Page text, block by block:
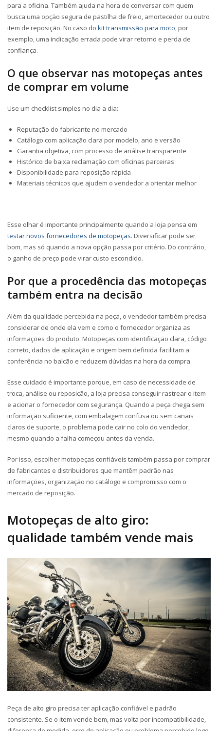
para a oficina. Também ajuda na hora de conversar com quem
busca uma opção segura de pastilha de freio, amortecedor ou outro
item de reposição. No caso do kit transmissão para moto, por
exemplo, uma indicação errada pode virar retorno e perda de
confiança.
O que observar nas motopeças antes
de comprar em volume
Use um checklist simples no dia a dia:
Reputação do fabricante no mercado
Catálogo com aplicação clara por modelo, ano e versão
Garantia objetiva, com processo de análise transparente
Histórico de baixa reclamação com oficinas parceiras
Disponibilidade para reposição rápida
Materiais técnicos que ajudem o vendedor a orientar melhor
Esse olhar é importante principalmente quando a loja pensa em
testar novos fornecedores de motopeças. Diversificar pode ser
bom, mas só quando a nova opção passa por critério. Do contrário,
o ganho de preço pode virar custo escondido.
Por que a procedência das motopeças
também entra na decisão
Além da qualidade percebida na peça, o vendedor também precisa
considerar de onde ela vem e como o fornecedor organiza as
informações do produto. Motopeças com identificação clara, código
correto, dados de aplicação e origem bem definida facilitam a
conferência no balcão e reduzem dúvidas na hora da compra.
Esse cuidado é importante porque, em caso de necessidade de
troca, análise ou reposição, a loja precisa conseguir rastrear o item
e acionar o fornecedor com segurança. Quando a peça chega sem
informação suficiente, com embalagem confusa ou sem canais
claros de suporte, o problema pode cair no colo do vendedor,
mesmo quando a falha começou antes da venda.
Por isso, escolher motopeças confiáveis também passa por comprar
de fabricantes e distribuidores que mantêm padrão nas
informações, organização no catálogo e compromisso com o
mercado de reposição.
Motopeças de alto giro:
qualidade também vende mais
Peça de alto giro precisa ter aplicação confiável e padrão
consistente. Se o item vende bem, mas volta por incompatibilidade,